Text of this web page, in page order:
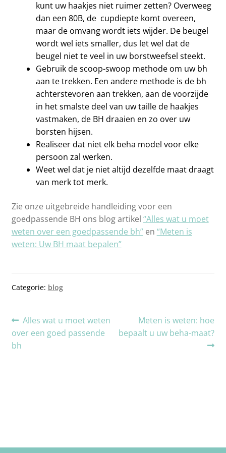
kunt uw haakjes niet ruimer zetten? Overweeg
dan een 80B, de cupdiepte komt overeen,
maar de omvang wordt iets wijder. De beugel
wordt wel iets smaller, dus let wel dat de
beugel niet te veel in uw borstweefsel steekt.
Gebruik de scoop-swoop methode om uw bh
aan te trekken. Een andere methode is de bh
achterstevoren aan trekken, aan de voorzijde
in het smalste deel van uw taille de haakjes
vastmaken, de BH draaien en zo over uw
borsten hijsen.
Realiseer dat niet elk beha model voor elke
persoon zal werken.
Weet wel dat je niet altijd dezelfde maat draagt
​​van merk tot merk.
Zie onze uitgebreide handleiding voor een
goedpassende BH ons blog artikel “Alles wat u moet
weten over een goedpassende bh”en “Meten is
weten: Uw BH maat bepalen”
Categorie: blog
Alles wat u moet weten
over een goed passende
bh
Meten is weten: hoe
bepaalt u uw beha-maat?